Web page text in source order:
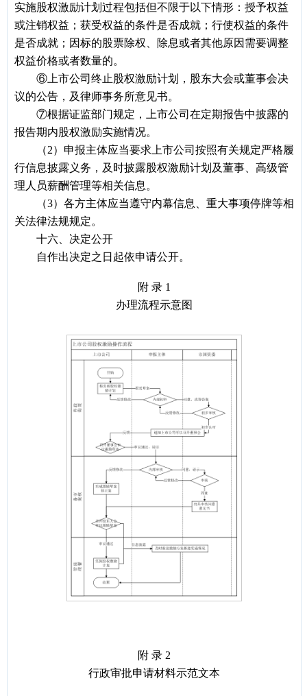
实施股权激励计划过程包括但不限于以下情形：授予权益
或注销权益；获受权益的条件是否成就；行使权益的条件
是否成就；因标的股票除权、除息或者其他原因需要调整
权益价格或者数量的。
⑥上市公司终止股权激励计划，股东大会或董事会决
议的公告，及律师事务所意见书。
⑦根据证监部门规定，上市公司在定期报告中披露的
报告期内股权激励实施情况。
（2）申报主体应当要求上市公司按照有关规定严格履
行信息披露义务，及时披露股权激励计划及董事、高级管
理人员薪酬管理等相关信息。
（3）各方主体应当遵守内幕信息、重大事项停牌等相
关法律法规规定。
十六、决定公开
自作出决定之日起依申请公开。
附 录 1
办理流程示意图
附 录 2
行政审批申请材料示范文本